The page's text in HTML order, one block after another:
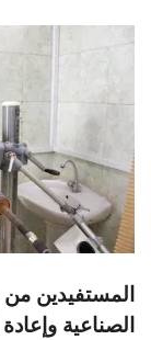
المستفيدين